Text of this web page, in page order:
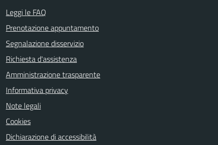
Leggi le FAQ
Prenotazione appuntamento
Segnalazione disservizio
Richiesta d'assistenza
Amministrazione trasparente
Informativa privacy
Note legali
Cookies
Dichiarazione di accessibilità